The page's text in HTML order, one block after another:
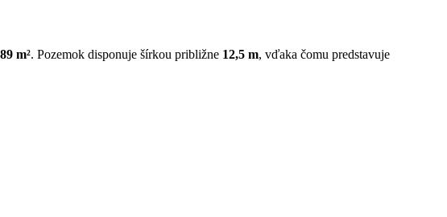
m². Pozemok disponuje šírkou približne 12,5 m, vďaka čomu predstavuje